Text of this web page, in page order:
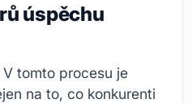
úspěchu
V tomto procesu je
na to, co konkurenti